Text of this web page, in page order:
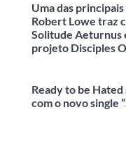
Uma das
Robert Lowe traz
Solitude Aeturnus
projeto Disciples
Ready to be
com o novo single